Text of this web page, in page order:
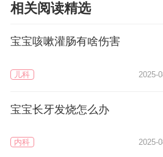
相关阅读精选
宝宝咳嗽灌肠有啥伤害
儿科 2025-
宝宝长牙发烧怎么办
内科 2025-